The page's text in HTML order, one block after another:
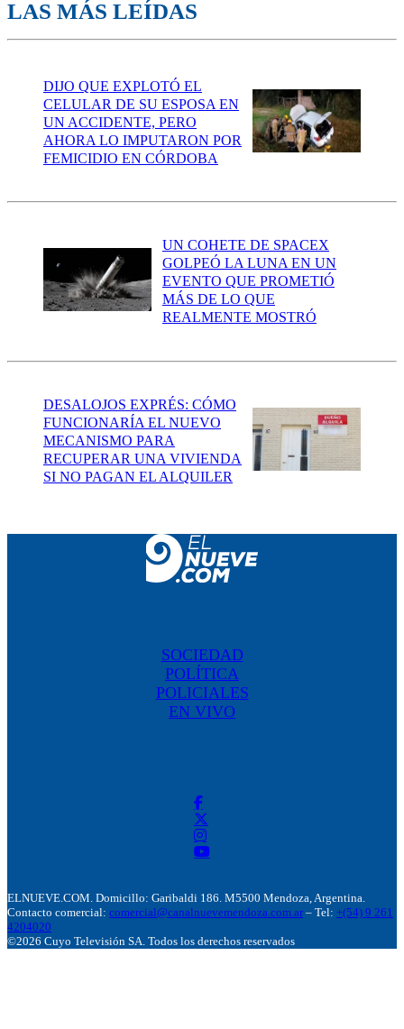
LAS MÁS LEÍDAS
DIJO QUE EXPLOTÓ EL
CELULAR DE SU ESPOSA EN
UN ACCIDENTE, PERO
AHORA LO IMPUTARON POR
FEMICIDIO EN CÓRDOBA
UN COHETE DE SPACEX
GOLPEÓ LA LUNA EN UN
EVENTO QUE PROMETIÓ
MÁS DE LO QUE
REALMENTE MOSTRÓ
DESALOJOS EXPRÉS: CÓMO
FUNCIONARÍA EL NUEVO
MECANISMO PARA
RECUPERAR UNA VIVIENDA
SI NO PAGAN EL ALQUILER
SOCIEDAD
POLÍTICA
POLICIALES
EN VIVO
ELNUEVE.COM. Domicillo: Garibaldi 186. M5500 Mendoza, Argentina.
Contacto comercial: comercial@canalnuevemendoza.com.ar – Tel: +(54) 9 261
4204020
©2026 Cuyo Televisión SA. Todos los derechos reservados